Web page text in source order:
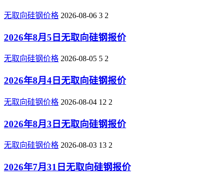
无取向硅钢价格 2026-08-06 3 2
2026年8月5日无取向硅钢报价
无取向硅钢价格 2026-08-05 5 2
2026年8月4日无取向硅钢报价
无取向硅钢价格 2026-08-04 12 2
2026年8月3日无取向硅钢报价
无取向硅钢价格 2026-08-03 13 2
2026年7月31日无取向硅钢报价